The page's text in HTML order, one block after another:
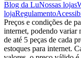
Blog da LuNossas lojas
lojaRegulamento
Preços e condições de
internet, podendo variar
de até 5 peças de cada
estoques para internet.